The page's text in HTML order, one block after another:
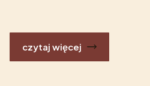
czytaj więcej